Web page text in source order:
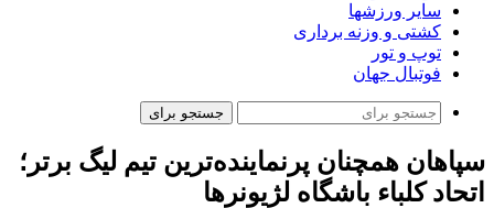
سایر ورزشها
کشتی و وزنه برداری
توپ و تور
فوتبال جهان
جستجو برای
سپاهان همچنان پرنماینده‌ترین تیم لیگ برتر؛
اتحاد کلباء باشگاه لژیونرها